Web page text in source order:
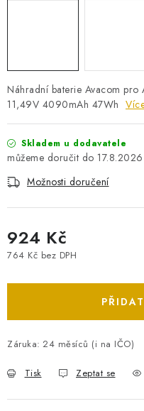
Náhradní baterie Avacom
11,49V 4090mAh 47Wh
Skladem u dodavatele
17.8.2026
Možnosti doručení
924 Kč
764 Kč bez DPH
Záruka: 24 měsíců (i na IČO)
Tisk Zeptat se